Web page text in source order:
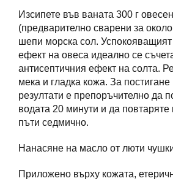
Изсипете във ваната 300 г
(предварително сварени за
шепи морска сол.
ефект на овеса идеално се
антисептичния ефект на солта.
мека и гладка кожа. За
резултати е препоръчително да
водата 20 минути и да
пъти седмично.
Нанасяне на масло от люти
Приложено върху кожата,